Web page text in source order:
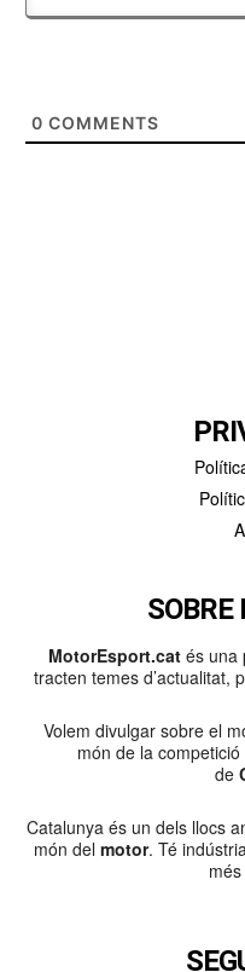
0 COMMENTS
SOBRE
MotorEsport.cat és una
tracten temes d’actualitat,
Volem divulgar sobre el
món de la
de
Catalunya és un dels llocs
món del motor. Té